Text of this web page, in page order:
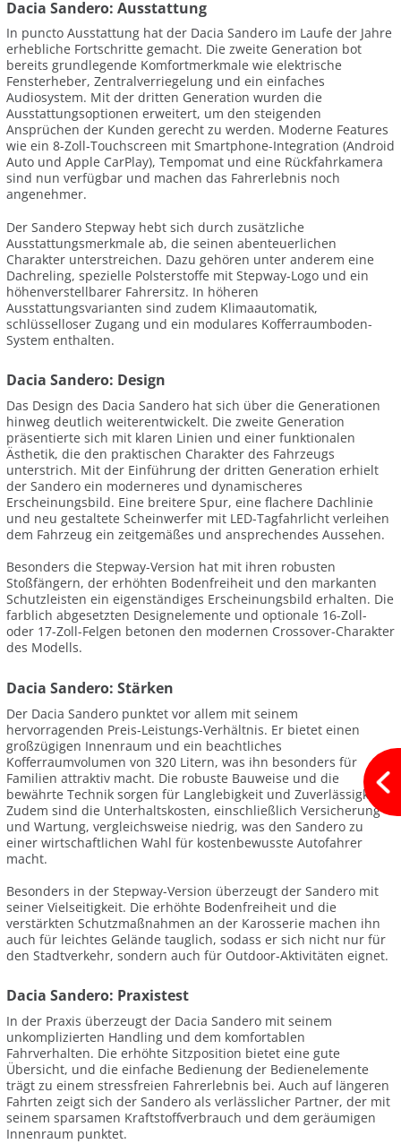
Dacia Sandero: Ausstattung
In puncto Ausstattung hat der Dacia Sandero im Laufe der Jahre
erhebliche Fortschritte gemacht. Die zweite Generation bot
bereits grundlegende Komfortmerkmale wie elektrische
Fensterheber, Zentralverriegelung und ein einfaches
Audiosystem. Mit der dritten Generation wurden die
Ausstattungsoptionen erweitert, um den steigenden
Ansprüchen der Kunden gerecht zu werden. Moderne Features
wie ein 8-Zoll-Touchscreen mit Smartphone-Integration (Android
Auto und Apple CarPlay), Tempomat und eine Rückfahrkamera
sind nun verfügbar und machen das Fahrerlebnis noch
angenehmer.
Der Sandero Stepway hebt sich durch zusätzliche
Ausstattungsmerkmale ab, die seinen abenteuerlichen
Charakter unterstreichen. Dazu gehören unter anderem eine
Dachreling, spezielle Polsterstoffe mit Stepway-Logo und ein
höhenverstellbarer Fahrersitz. In höheren
Ausstattungsvarianten sind zudem Klimaautomatik,
schlüsselloser Zugang und ein modulares Kofferraumboden-
System enthalten.
Dacia Sandero: Design
Das Design des Dacia Sandero hat sich über die Generationen
hinweg deutlich weiterentwickelt. Die zweite Generation
präsentierte sich mit klaren Linien und einer funktionalen
Ästhetik, die den praktischen Charakter des Fahrzeugs
unterstrich. Mit der Einführung der dritten Generation erhielt
der Sandero ein moderneres und dynamischeres
Erscheinungsbild. Eine breitere Spur, eine flachere Dachlinie
und neu gestaltete Scheinwerfer mit LED-Tagfahrlicht verleihen
dem Fahrzeug ein zeitgemäßes und ansprechendes Aussehen.
Besonders die Stepway-Version hat mit ihren robusten
Stoßfängern, der erhöhten Bodenfreiheit und den markanten
Schutzleisten ein eigenständiges Erscheinungsbild erhalten. Die
farblich abgesetzten Designelemente und optionale 16-Zoll-
oder 17-Zoll-Felgen betonen den modernen Crossover-Charakter
des Modells.
Dacia Sandero: Stärken
Der Dacia Sandero punktet vor allem mit seinem
hervorragenden Preis-Leistungs-Verhältnis. Er bietet einen
großzügigen Innenraum und ein beachtliches
Kofferraumvolumen von 320 Litern, was ihn besonders für
Familien attraktiv macht. Die robuste Bauweise und die
bewährte Technik sorgen für Langlebigkeit und Zuverlässigkeit.
Zudem sind die Unterhaltskosten, einschließlich Versicherung
und Wartung, vergleichsweise niedrig, was den Sandero zu
einer wirtschaftlichen Wahl für kostenbewusste Autofahrer
macht.
Besonders in der Stepway-Version überzeugt der Sandero mit
seiner Vielseitigkeit. Die erhöhte Bodenfreiheit und die
verstärkten Schutzmaßnahmen an der Karosserie machen ihn
auch für leichtes Gelände tauglich, sodass er sich nicht nur für
den Stadtverkehr, sondern auch für Outdoor-Aktivitäten eignet.
Dacia Sandero: Praxistest
In der Praxis überzeugt der Dacia Sandero mit seinem
unkomplizierten Handling und dem komfortablen
Fahrverhalten. Die erhöhte Sitzposition bietet eine gute
Übersicht, und die einfache Bedienung der Bedienelemente
trägt zu einem stressfreien Fahrerlebnis bei. Auch auf längeren
Fahrten zeigt sich der Sandero als verlässlicher Partner, der mit
seinem sparsamen Kraftstoffverbrauch und dem geräumigen
Innenraum punktet.